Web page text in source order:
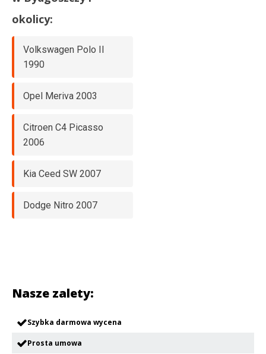
okolicy:
Volkswagen Polo II
1990
Opel Meriva 2003
Citroen C4 Picasso
2006
Kia Ceed SW 2007
Dodge Nitro 2007
Nasze zalety:
Szybka darmowa wycena
Prosta umowa